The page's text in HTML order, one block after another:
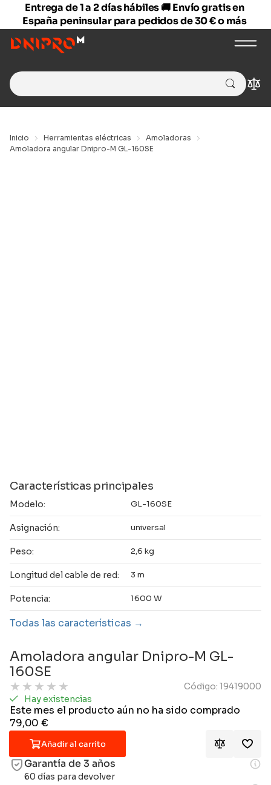
Entrega de 1 a 2 días hábiles 🚚 Envío gratis en
España peninsular para pedidos de 30 € o más
Search
for:
Inicio Herramientas eléctricas
Amoladoras
Amoladora angular Dnipro-M GL-160SE
Características principales
Modelo: GL-160SE
Asignación: universal
Peso: 2,6 kg
Longitud del cable de red: 3 m
Potencia: 1600 W
Todas las características
Amoladora angular Dnipro-M GL-
160SE
★ ★ ★ ★ ★ Código: 19419000
Hay existencias
Este mes el producto aún no ha sido comprado
79,00€
Añadir al carrito
Garantía de 3 años
60 días para devolver